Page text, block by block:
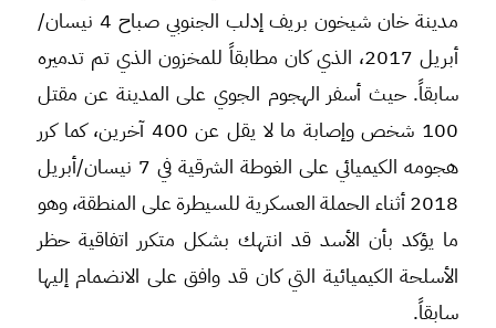
مدينة خان شيخون بريف إدلب الجنوبي صباح 4 نيسان/
أبريل 2017، الذي كان مطابقاً للمخزون الذي تم تدميره
سابقاً. حيث أسفر الهجوم الجوي على المدينة عن مقتل
100 شخص وإصابة ما لا يقل عن 400 آخرين، كما كرر
هجومه الكيميائي على الغوطة الشرقية في 7 نيسان/أبريل
2018 أثناء الحملة العسكرية للسيطرة على المنطقة، وهو
ما يؤكد بأن الأسد قد انتهك بشكل متكرر اتفاقية حظر
الأسلحة الكيميائية التي كان قد وافق على الانضمام إليها
سابقاً.